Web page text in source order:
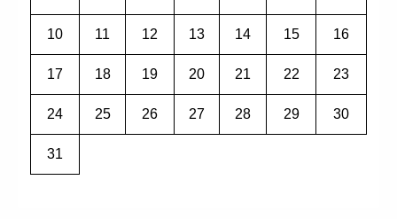
10 11 12 13 14 15 16
17 18 19 20 21 22 23
24 25 26 27 28 29 30
31